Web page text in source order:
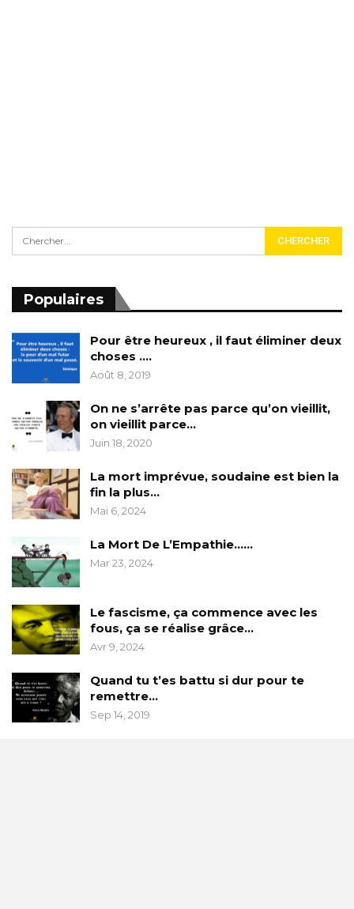
Populaires
Pour être heureux , il faut éliminer deux
choses ….
Août 8, 2019
On ne s’arrête pas parce qu’on vieillit,
on vieillit parce…
Juin 18, 2020
La mort imprévue, soudaine est bien la
fin la plus…
Mai 6, 2024
La Mort De L’Empathie……
Mar 23, 2024
Le fascisme, ça commence avec les
fous, ça se réalise grâce…
Avr 9, 2024
Quand tu t’es battu si dur pour te
remettre…
Sep 14, 2019